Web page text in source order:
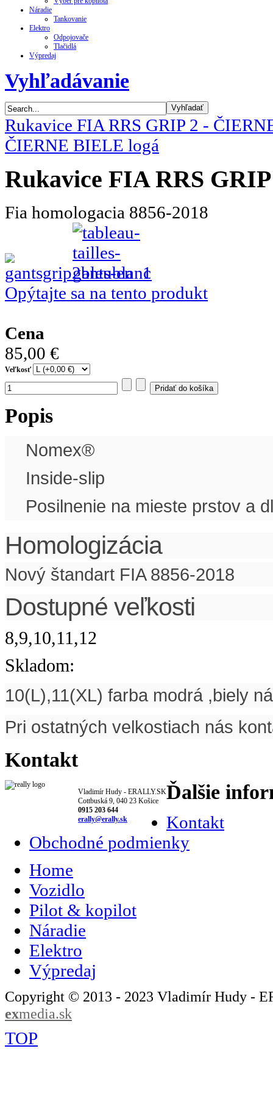
Náradie
Tankovanie
Elektro
Odpojovače
Tlačidlá
Výpredaj
Vyhľadávanie
Rukavice FIA ​​RRS GRIP 2 -
ČIERNE BIELE logá
Rukavice FIA ​​RRS
Fia homologacia 8856-2018
Opýtajte sa na tento produkt
Cena
85,00 €
Veľkosť
Popis
Nomex®
Inside-slip
Posilnenie na mieste prstov a
Homologizácia
Nový štandart FIA 8856-2018
Dostupné veľkosti
8,9,10,11,12
Skladom:
10(L),11(XL) farba modrá ,biely
Pri ostatných velkostiach nás
Kontakt
Vladimír Hudy - ERALLY.SK
Cottbuská 9, 040 23 Košice
0915 203 644
erally@erally.sk
Ďalšie
Kontakt
Obchodné podmienky
Home
Vozidlo
Pilot & kopilot
Náradie
Elektro
Výpredaj
Copyright © 2013 - 2023 Vladimír Hudy -
exmedia.sk
TOP